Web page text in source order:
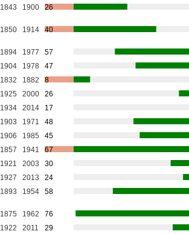
1843 1900 26
1850 1914 40
1894 1977
57
1904 1978
47
1832 1882
8
1925 2000
26
1934 2014
17
1903 1971
48
1906 1985
45
1857 1941
67
1921 2003
30
1927 2013
24
1893 1954 58
1875 1962
76
1922 2011
29